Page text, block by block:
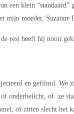
een klein
mijn moeder, Suzanne
rest heeft hij nooit
en gefilmd. We
onderbelicht, of ze
of zitten slecht het